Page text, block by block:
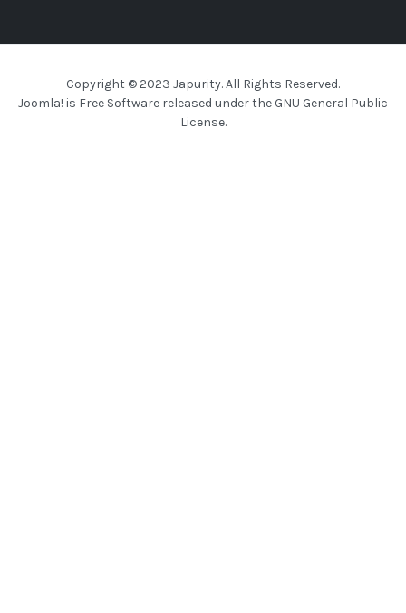
Copyright © 2023 Japurity. All Rights Reserved.
Joomla! is Free Software released under the GNU General Public
License.